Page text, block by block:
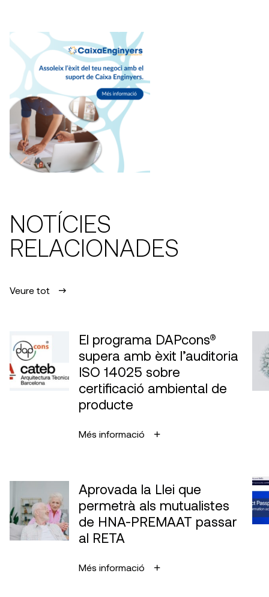
NOTÍCIES
RELACIONADES
Veure tot
El programa DAPcons®
supera amb èxit l’auditoria
ISO 14025 sobre
certificació ambiental de
producte
Més informació
Aprovada la Llei que
permetrà als mutualistes
de HNA-PREMAAT passar
al RETA
Més informació